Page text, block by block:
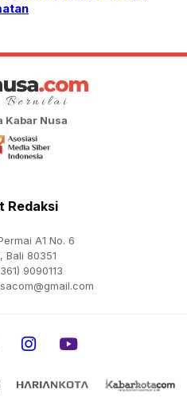
Kabar Nusa
Redaksi
A1 No. 6
Bali 80351
9090113